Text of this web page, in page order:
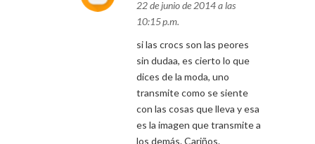
22 de junio de 2014 a las
10:15 p.m.
si las crocs son las peores
sin dudaa, es cierto lo que
dices de la moda, uno
transmite como se siente
con las cosas que lleva y esa
es la imagen que transmite a
los demás. Cariños.